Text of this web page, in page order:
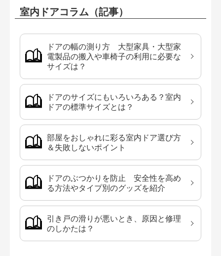
室内ドアコラム（記事）
ドアの幅の測り方 大型家具・大型家
電製品の搬入や車椅子の利用に必要な
サイズは？
ドアのサイズにもいろいろある？室内
ドアの標準サイズとは？
部屋をおしゃれに彩る室内ドア選び方
＆失敗しないポイント
ドアのぶつかりを防止 安全性を高め
る方法やタイプ別のグッズを紹介
引き戸の滑りが悪いとき、原因と修理
のしかたは？